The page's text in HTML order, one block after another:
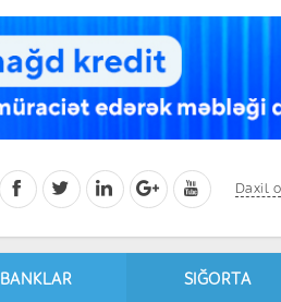
Daxil
BANKLAR SIĞORTA